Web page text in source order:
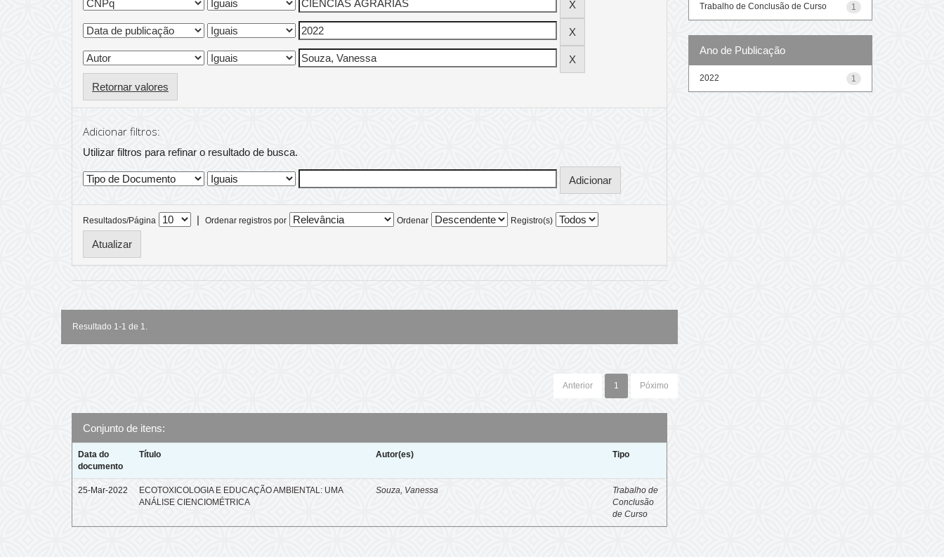
Retornar valores
Adicionar filtros:
Utilizar filtros para refinar o resultado de busca.
Resultados/Página | Ordenar registros por Ordenar Registro(s)
Resultado 1-1 de 1.
Anterior 1 Póximo
Conjunto de itens:
Data do
documento
Título Autor(es) Tipo
25-Mar-2022
ECOTOXICOLOGIA E EDUCAÇÃO AMBIENTAL: UMA
ANÁLISE CIENCIOMÉTRICA
Souza, Vanessa
Trabalho de
Conclusão
de Curso
1
Trabalho de Conclusão de Curso
Ano de Publicação
1
2022